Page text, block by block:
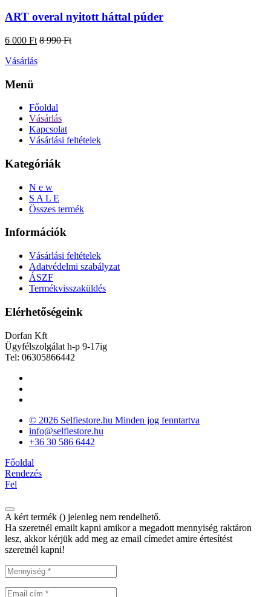
ART overal nyitott háttal púder
6 000 Ft 8 990 Ft
Vásárlás
Menü
Főoldal
Vásárlás
Kapcsolat
Vásárlási feltételek
Kategóriák
N e w
S A L E
Összes termék
Információk
Vásárlási feltételek
Adatvédelmi szabályzat
ÁSZF
Termékvisszaküldés
Elérhetőségeink
Dorfan Kft
Ügyfélszolgálat h-p 9-17ig
Tel: 06305866442
© 2026 Selfiestore.hu Minden jog fenntartva
info@selfiestore.hu
+36 30 586 6442
Főoldal
Rendezés
Fel
A kért termék () jelenleg nem rendelhető.
Ha szeretnél emailt kapni amikor a megadott mennyiség raktáron
lesz, akkor kérjük add meg az email címedet amire értesítést
szeretnél kapni!